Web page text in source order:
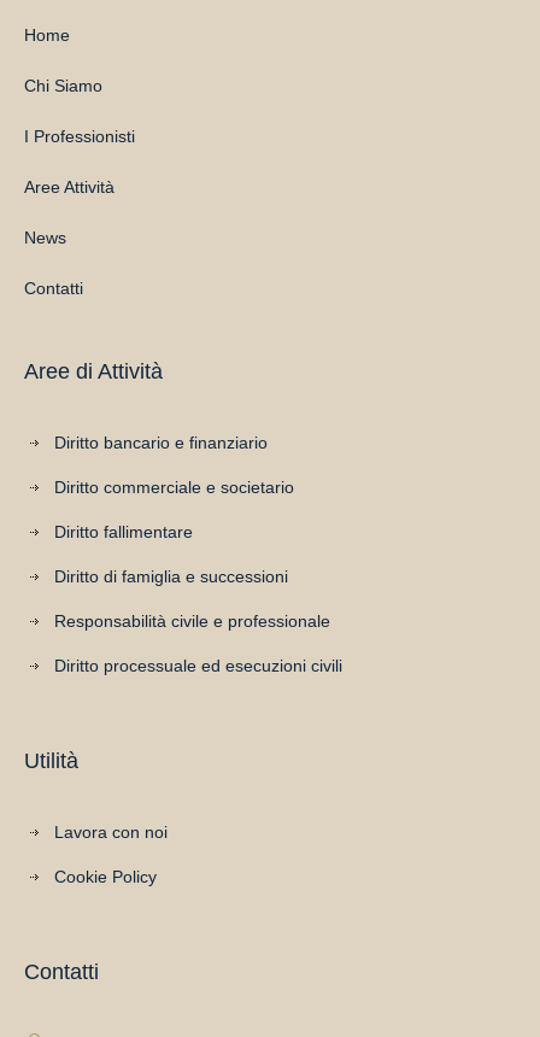
Home
Chi Siamo
I Professionisti
Aree Attività
News
Contatti
Aree di Attività
Diritto bancario e finanziario
Diritto commerciale e societario
Diritto fallimentare
Diritto di famiglia e successioni
Responsabilità civile e professionale
Diritto processuale ed esecuzioni civili
Utilità
Lavora con noi
Cookie Policy
Contatti